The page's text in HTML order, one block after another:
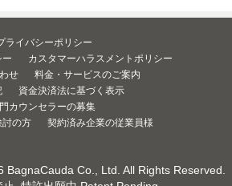
ライバシーポリシー
ー
カスタマーハラスメントポリシー
せ
料金・サービスのご案内
資金決済法に基づく表示
カウンセラーの募集
討の方
契約済み企業の従業員様
BagnaCauda Co., Ltd. All Rights Reserved.